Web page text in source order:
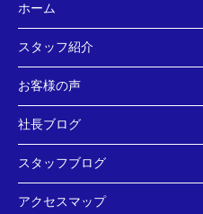
ホーム
スタッフ紹介
お客様の声
社長ブログ
スタッフブログ
アクセスマップ